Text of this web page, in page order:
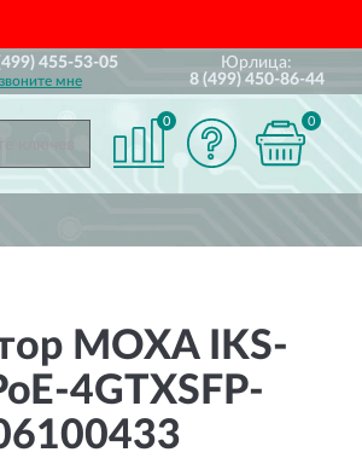
ДОСТАВИМ ПО ВСЕЙ РОССИИ
455-53-05
мне
Юрлица:
8 (499) 450-86-44
0 0
MOXA IKS-
4GTXSFP-